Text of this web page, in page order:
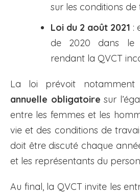
sur les conditions de
Loi du 2 août 2021 :
de 2020 dans le
rendant la QVCT
La loi prévoit
annuelle obligatoire sur
entre les femmes et les
vie et des conditions de
doit être discuté chaque
et les représentants du
Au final, la QVCT invite les